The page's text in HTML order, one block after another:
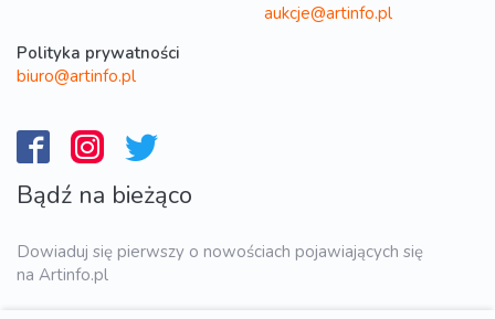
aukcje@artinfo.pl
Polityka prywatności
biuro@artinfo.pl
Bądź na bieżąco
Dowiaduj się pierwszy o nowościach pojawiających się
na Artinfo.pl